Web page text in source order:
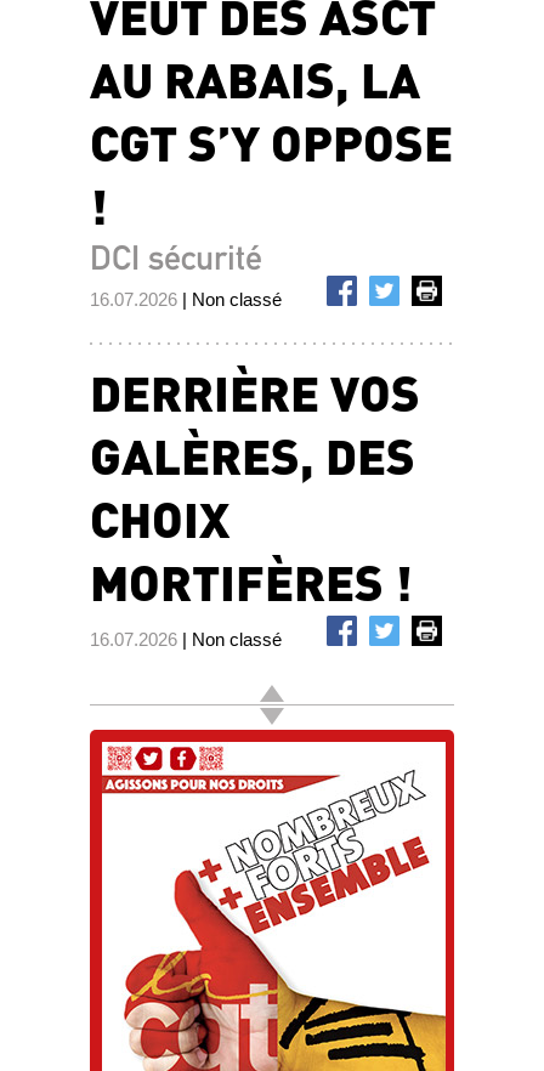
VEUT DES ASCT
AU RABAIS, LA
CGT S’Y OPPOSE
!
DCI sécurité
16.07.2026 | Non classé
DERRIÈRE VOS
GALÈRES, DES
CHOIX
MORTIFÈRES !
16.07.2026 | Non classé